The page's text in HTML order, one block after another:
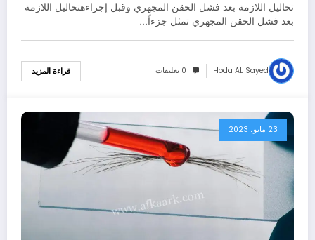
تحاليل اللازمة بعد فشل الحقن المجهري وقبل إجراءهتحاليل اللازمة
بعد فشل الحقن المجهري تمثل جزءاً…
Hoda AL Sayed 0 تعليقات قراءة المزيد
23 مايو، 2023